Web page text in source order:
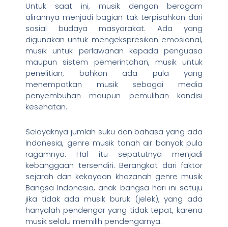
Untuk saat ini, musik dengan beragam
alirannya menjadi bagian tak terpisahkan dari
sosial budaya masyarakat. Ada yang
digunakan untuk mengekspresikan emosional,
musik untuk perlawanan kepada penguasa
maupun sistem pemerintahan, musik untuk
penelitian, bahkan ada pula yang
menempatkan musik sebagai media
penyembuhan maupun pemulihan kondisi
kesehatan.
Selayaknya jumlah suku dan bahasa yang ada
Indonesia, genre musik tanah air banyak pula
ragamnya. Hal itu sepatutnya menjadi
kebanggaan tersendiri. Berangkat dari faktor
sejarah dan kekayaan khazanah genre musik
Bangsa Indonesia, anak bangsa hari ini setuju
jika tidak ada musik buruk (jelek), yang ada
hanyalah pendengar yang tidak tepat, karena
musik selalu memilih pendengarnya.